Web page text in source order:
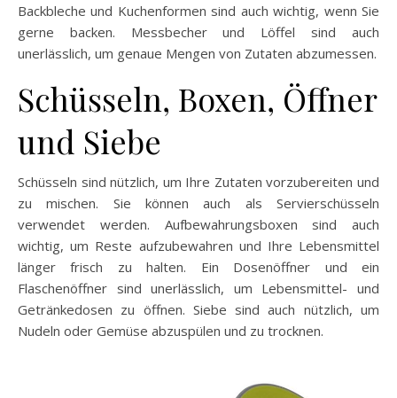
Backbleche und Kuchenformen sind auch wichtig, wenn Sie
gerne backen. Messbecher und Löffel sind auch
unerlässlich, um genaue Mengen von Zutaten abzumessen.
Schüsseln, Boxen, Öffner
und Siebe
Schüsseln sind nützlich, um Ihre Zutaten vorzubereiten und
zu mischen. Sie können auch als Servierschüsseln
verwendet werden. Aufbewahrungsboxen sind auch
wichtig, um Reste aufzubewahren und Ihre Lebensmittel
länger frisch zu halten. Ein Dosenöffner und ein
Flaschenöffner sind unerlässlich, um Lebensmittel- und
Getränkedosen zu öffnen. Siebe sind auch nützlich, um
Nudeln oder Gemüse abzuspülen und zu trocknen.